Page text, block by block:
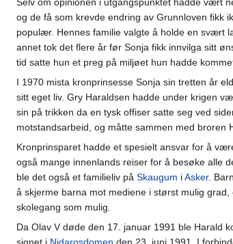
Selv om opinionen i utgangspunktet hadde vært
og de få som krevde endring av Grunnloven fikk
populær. Hennes familie valgte å holde en svært
annet tok det flere år før Sonja fikk innvilga sitt
tid satte hun et preg på miljøet hun hadde
I 1970 mista kronprinsesse Sonja sin tretten år
sitt eget liv. Gry Haraldsen hadde under krigen
sin på trikken da en tysk offiser satte seg ved
motstandsarbeid, og måtte sammen med broren
Kronprinsparet hadde et spesielt ansvar for å
også mange innenlands reiser for å besøke alle
ble det også et familieliv på Skaugum iAsker.
å skjerme barna mot mediene i størst mulig
skolegang som mulig.
Da Olav V døde den 17. januar 1991 ble Harald